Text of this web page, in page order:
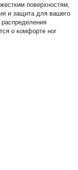
поверхностям,
и защита для вашего
о комфорте ног